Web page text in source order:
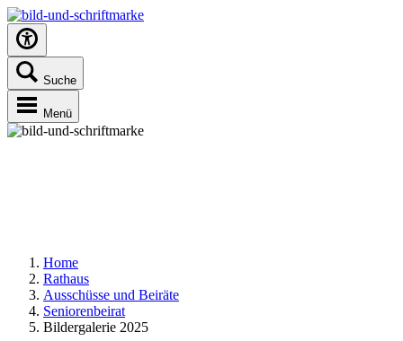
Suche
Menü
Home
Rathaus
Ausschüsse und Beiräte
Seniorenbeirat
Bildergalerie 2025